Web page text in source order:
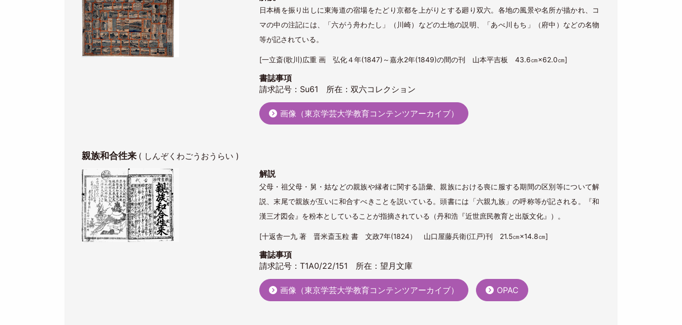
日本橋を振り出しに東海道の宿場をたどり京都を上がりとする廻り双六。各地の風景や名所が描かれ、コ
マの中の注記には、「六がう舟わたし」（川崎）などの土地の説明、「あべ川もち」（府中）などの名物
等が記されている。
[一立斎(歌川)広重 画 弘化４年(1847)～嘉永2年(1849)の間の刊 山本平吉板 43.6㎝×62.0㎝]
書誌事項
請求記号：Su61 所在：双六コレクション
画像（東京学芸大学教育コンテンツアーカイブ）
親族和合徃来 ( しんぞくわごうおうらい )
Image
解説
父母・祖父母・舅・姑などの親族や縁者に関する語彙、親族における喪に服する期間の区別等について解
説、末尾で親族が互いに和合すべきことを説いている。頭書には「六親九族」の呼称等が記される。『和
漢三才図会』を粉本としていることが指摘されている（丹和浩『近世庶民教育と出版文化』）。
[十返舎一九 著 晋米斎玉粒 書 文政7年(1824） 山口屋藤兵衛(江戸)刊 21.5㎝×14.8㎝]
書誌事項
請求記号：T1A0/22/151 所在：望月文庫
画像（東京学芸大学教育コンテンツアーカイブ） OPAC